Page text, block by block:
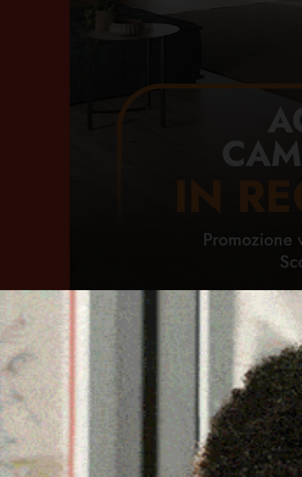
Home Ozieri Territorio Sardegna
NUORO, LIMITAZIONI
DCN PER LAVORI DI
24 Ottobre 2025, 15:56